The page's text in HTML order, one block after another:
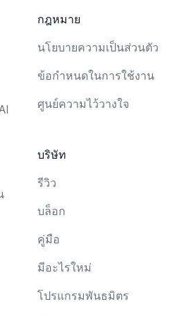
กฎหมาย
นโยบายความเป็นส่วนตัว
ข้อกำหนดในการใช้งาน
ศูนย์ความไว้วางใจ
บริษัท
รีวิว
บล็อก
คู่มือ
มีอะไรใหม่
โปรแกรมพันธมิตร